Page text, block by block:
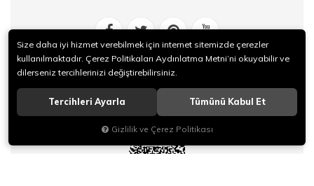
livelyhome
Size daha iyi hizmet verebilmek için internet sitemizde çerezler
kullanılmaktadır. Çerez Politikaları Aydınlatma Metni’ni okuyabilir ve
dilerseniz tercihlerinizi değiştirebilirsiniz.
Tercihleri Ayarla Tümünü Kabul Et
Gizlilik ve Çerez Politikası